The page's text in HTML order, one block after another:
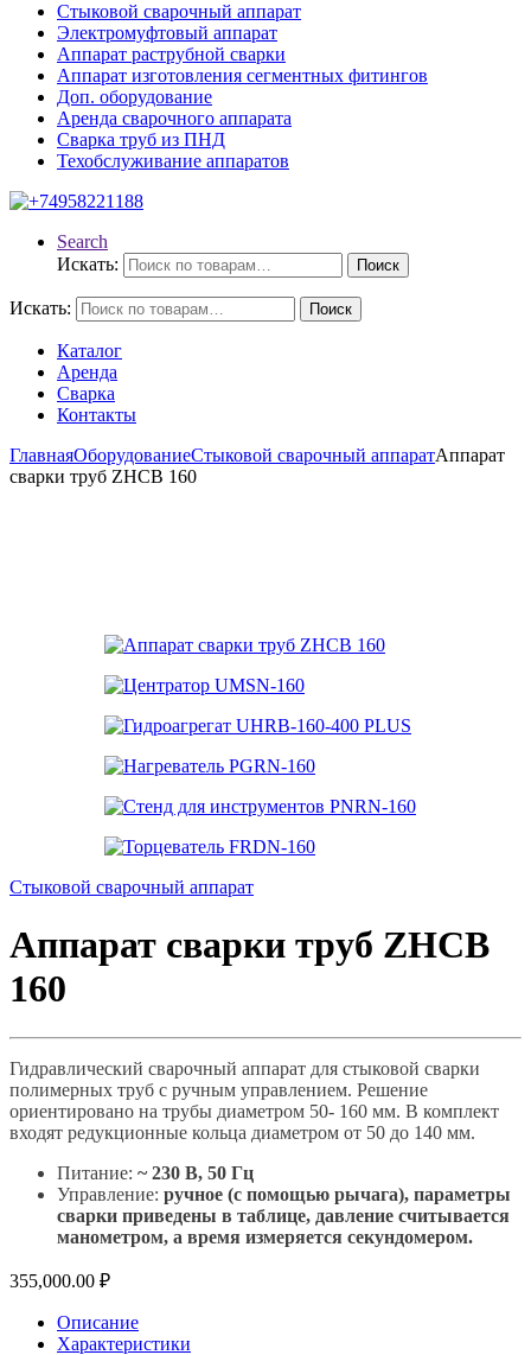
Стыковой сварочный аппарат
Электромуфтовый аппарат
Аппарат раструбной сварки
Аппарат изготовления сегментных фитингов
Доп. оборудование
Аренда сварочного аппарата
Сварка труб из ПНД
Техобслуживание аппаратов
Search
Искать:
Поиск
Искать: Поиск
Каталог
Аренда
Сварка
Контакты
ГлавнаяОборудованиеСтыковой сварочный аппаратАппарат
сварки труб ZHCB 160
Стыковой сварочный аппарат
Аппарат сварки труб ZHCB
160
Гидравлический сварочный аппарат для стыковой сварки
полимерных труб с ручным управлением. Решение
ориентировано на трубы диаметром 50- 160 мм. В комплект
входят редукционные кольца диаметром от 50 до 140 мм.
Питание: ~ 230 В, 50 Гц
Управление: ручное (с помощью рычага), параметры
сварки приведены в таблице, давление считывается
манометром, а время измеряется секундомером.
355,000.00 ₽
Описание
Характеристики